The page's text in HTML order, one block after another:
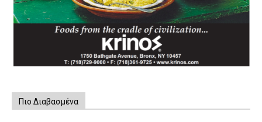
Πιο Διαβασμένα